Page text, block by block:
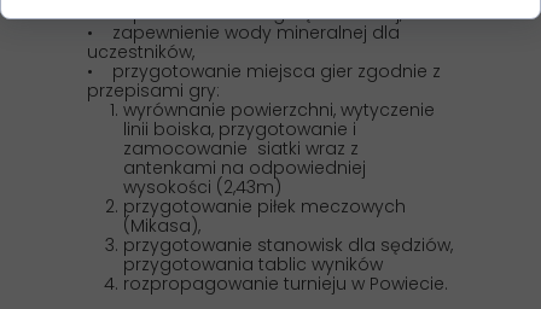
• zapewnienie obsługi sędziowskiej,
• zapewnienie wody mineralnej dla
uczestników,
• przygotowanie miejsca gier zgodnie z
przepisami gry:
wyrównanie powierzchni, wytyczenie
linii boiska, przygotowanie i
zamocowanie siatki wraz z
antenkami na odpowiedniej
wysokości (2,43m)
przygotowanie piłek meczowych
(Mikasa),
przygotowanie stanowisk dla sędziów,
przygotowania tablic wyników
rozpropagowanie turnieju w Powiecie.